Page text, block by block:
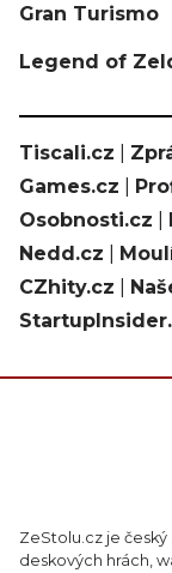
Gran Turismo
Legend of
Tiscali.cz
Games.cz
Osobnosti.cz
Nedd.cz
CZhity.cz
ZeStolu.cz je
deskových hrách,